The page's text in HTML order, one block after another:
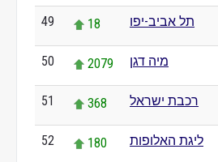
49 18 תל אביב-יפו
50 2079 מיה דגן
51 368 רכבת ישראל
52 180 ליגת האלופות